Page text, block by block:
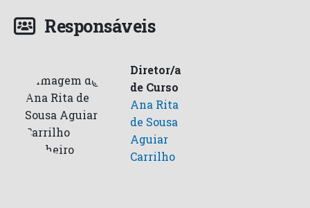
Responsáveis
Diretor/a
de Curso
Ana Rita
de Sousa
Aguiar
Carrilho